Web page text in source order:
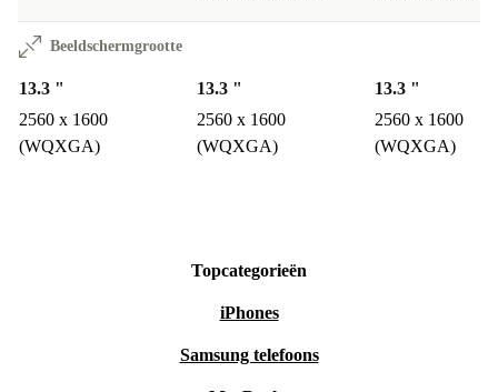
Beeldschermgrootte
13.3 "
2560 x 1600
(WQXGA)
13.3 "
2560 x 1600
(WQXGA)
13.3 "
2560 x 1600
(WQXGA)
Topcategorieën
iPhones
Samsung telefoons